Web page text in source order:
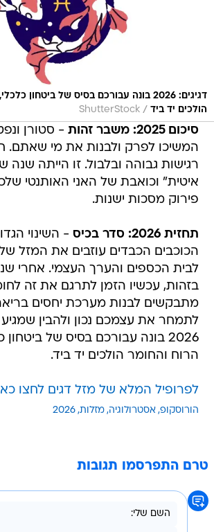
דגיגים: 2026 בונה עבורכם בסיס של ביטחון
הולכים יד ביד /
ShutterStock
סיכום 2025: משבר זהות
- סטורן
המשיכו לפרק ולבנות את מי שאתם.
רגישות גבוהה ובלבול. זו הייתה שנה
איטית" וכואבת של האני האותנטי
פירוק מסכות ישנות.
תחזית 2026: סדר בכיס
- השינוי
הכוכבים הכבדים עוזבים את המזל
לבית הכספים והערך העצמי. אחרי
בזהות, עכשיו הזמן לתרגם את זה
מתבקשים לבנות מערכת יחסים
לתמחר את עצמכם נכון ולהבין
2026 בונה עבורכם בסיס של
הרוח והחומר הולכים יד ביד.
לפרופיל המלא של מזל דגים לחצו
הורוסקופ אסטרולוגיה מזלות 2026
טרם התפרסמו תגובות